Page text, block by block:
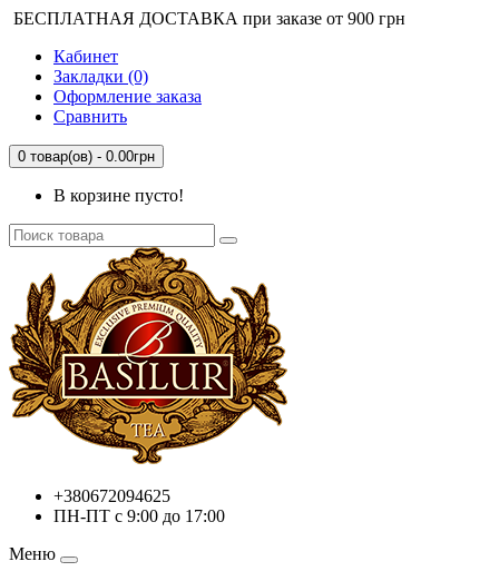
БЕСПЛАТНАЯ ДОСТАВКА при заказе от 900 грн
Кабинет
Закладки (0)
Оформление заказа
Сравнить
0 товар(ов) - 0.00грн
В корзине пусто!
+380672094625
ПН-ПТ с 9:00 до 17:00
Меню